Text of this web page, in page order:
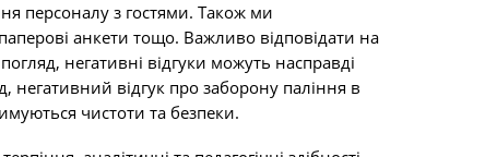
персоналу з гостями. Також ми
анкети тощо. Важливо відповідати на
негативні відгуки можуть насправді
негативний відгук про заборону паління в
чистоти та безпеки.